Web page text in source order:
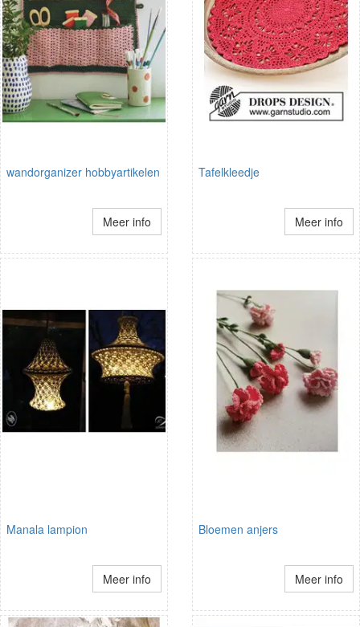
wandorganizer hobbyartikelen
Meer info
Tafelkleedje
Meer info
Manala lampion
Meer info
Bloemen anjers
Meer info